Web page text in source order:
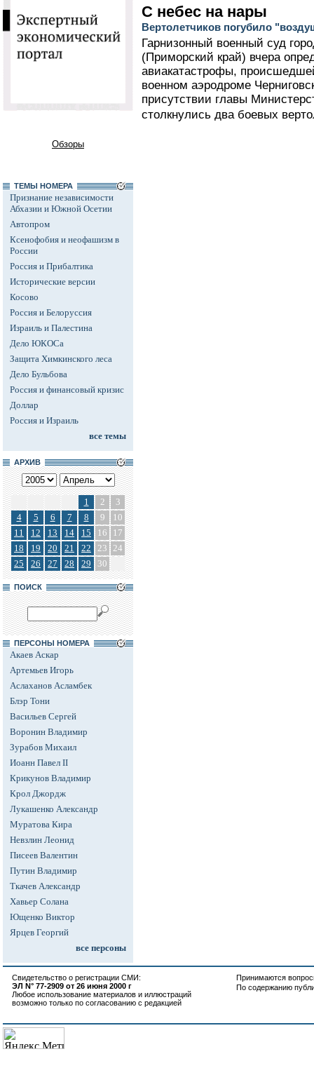
Обзоры
ТЕМЫ НОМЕРА
Признание независимости
Абхазии и Южной Осетии
Автопром
Ксенофобия и неофашизм в
России
Россия и Прибалтика
Исторические версии
Косово
Россия и Белоруссия
Израиль и Палестина
Дело ЮКОСа
Защита Химкинского леса
Дело Бульбова
Россия и финансовый кризис
Доллар
Россия и Израиль
все темы
АРХИВ
1 2
3
4
5 6 7 8 9
10
11
12 13 14 15 16
17
18
19 20 21 22 23 24
25
26 27 28 29 30
ПОИСК
ПЕРСОНЫ НОМЕРА
Акаев Аскар
Артемьев Игорь
Аслаханов Асламбек
Блэр Тони
Васильев Сергей
Воронин Владимир
Зурабов Михаил
Иоанн Павел II
Крикунов Владимир
Крол Джордж
Лукашенко Александр
Муратова Кира
Невзлин Леонид
Писеев Валентин
Путин Владимир
Ткачев Александр
Хавьер Солана
Ющенко Виктор
Ярцев Георгий
все персоны
С небес на нары
Вертолетчиков погубило
Гарнизонный военный суд
(Приморский край) вчера
авиакатастрофы,
военном аэродроме
присутствии главы
столкнулись два боевых
Свидетельство о регистрации СМИ:
ЭЛ N° 77-2909 от 26 июня 2000 г
Любое использование материалов и иллюстраций
возможно только по согласованию с редакцией
Принимаются
По содержанию